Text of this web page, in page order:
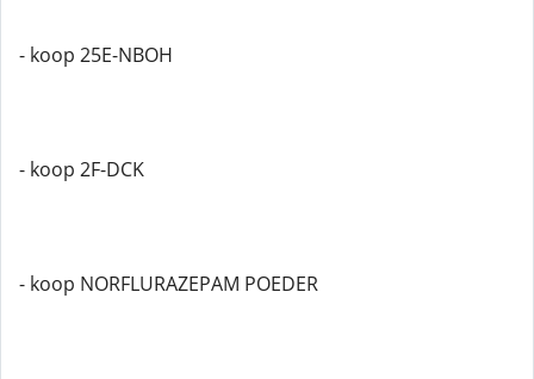
- koop 25E-NBOH
- koop 2F-DCK
- koop NORFLURAZEPAM POEDER